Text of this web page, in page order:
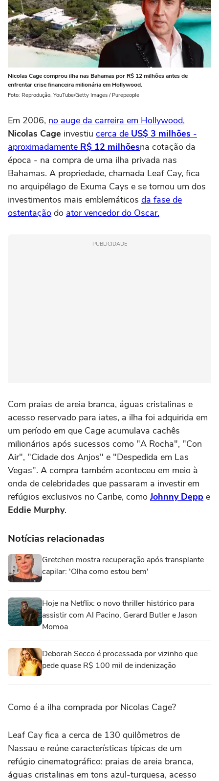
Nicolas Cage comprou ilha nas Bahamas por R$ 12 milhões antes de
enfrentar crise financeira milionária em Hollywood.
Foto: Reprodução, YouTube/Getty Images / Purepeople
Em 2006, no auge da carreira em Hollywood,
Nicolas Cage investiu cerca de US$ 3 milhões -
aproximadamente R$ 12 milhõesna cotação da
época - na compra de uma ilha privada nas
Bahamas. A propriedade, chamada Leaf Cay, fica
no arquipélago de Exuma Cays e se tornou um dos
investimentos mais emblemáticos da fase de
ostentação do ator vencedor do Oscar.
PUBLICIDADE
Com praias de areia branca, águas cristalinas e
acesso reservado para iates, a ilha foi adquirida em
um período em que Cage acumulava cachês
milionários após sucessos como "A Rocha", "Con
Air", "Cidade dos Anjos" e "Despedida em Las
Vegas". A compra também aconteceu em meio à
onda de celebridades que passaram a investir em
refúgios exclusivos no Caribe, como Johnny Depp e
Eddie Murphy.
Notícias relacionadas
Gretchen mostra recuperação após transplante
capilar: 'Olha como estou bem'
Hoje na Netflix: o novo thriller histórico para
assistir com Al Pacino, Gerard Butler e Jason
Momoa
Deborah Secco é processada por vizinho que
pede quase R$ 100 mil de indenização
Como é a ilha comprada por Nicolas Cage?
Leaf Cay fica a cerca de 130 quilômetros de
Nassau e reúne características típicas de um
refúgio cinematográfico: praias de areia branca,
águas cristalinas em tons azul-turquesa, acesso